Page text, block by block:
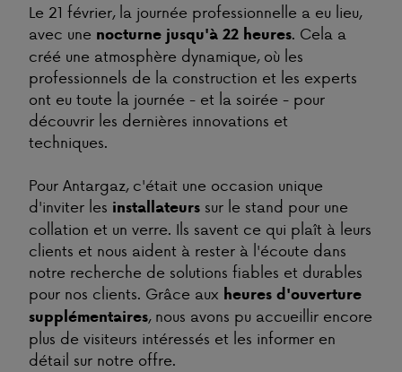
Le 21 février, la journée professionnelle a eu lieu,
avec une nocturne jusqu'à 22 heures. Cela a
créé une atmosphère dynamique, où les
professionnels de la construction et les experts
ont eu toute la journée - et la soirée - pour
découvrir les dernières innovations et
techniques.
Pour Antargaz, c'était une occasion unique
d'inviter les installateurs sur le stand pour une
collation et un verre. Ils savent ce qui plaît à leurs
clients et nous aident à rester à l'écoute dans
notre recherche de solutions fiables et durables
pour nos clients. Grâce aux heures d'ouverture
supplémentaires, nous avons pu accueillir encore
plus de visiteurs intéressés et les informer en
détail sur notre offre.